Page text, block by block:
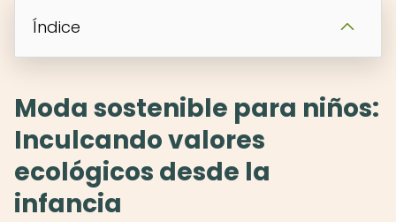
Índice
Moda sostenible para niños:
Inculcando valores
ecológicos desde la
infancia